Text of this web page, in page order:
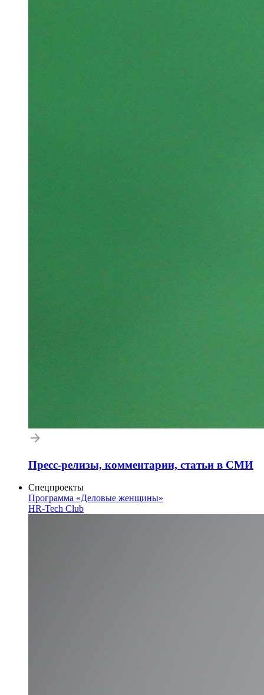
Пресс-релизы, комментарии, статьи в СМИ
Спецпроекты
Программа «Деловые женщины»
HR-Tech Club